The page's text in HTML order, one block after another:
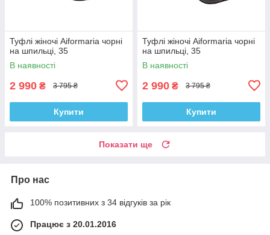
Туфлі жіночі Aiformaria чорні
на шпильці, 35
В наявності
2 990 ₴ 3 795 ₴
Купити
Туфлі жіночі Aiformaria чорні
на шпильці, 35
В наявності
2 990 ₴ 3 795 ₴
Купити
Показати ще
Про нас
100% позитивних з 34 відгуків за рік
Працює з 20.01.2016